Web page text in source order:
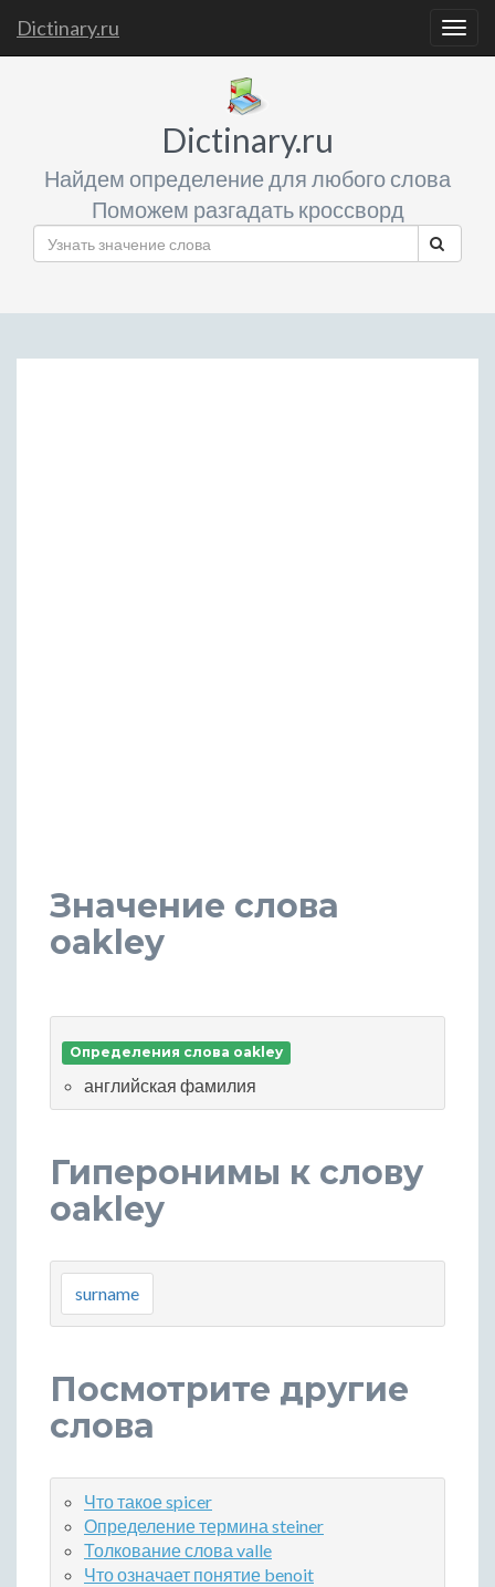
Dictinary.ru
Dictinary.ru
Найдем определение для любого слова
Поможем разгадать кроссворд
Значение слова
oakley
Определения слова oakley
английская фамилия
Гиперонимы к слову
oakley
surname
Посмотрите другие
слова
Что такое spicer
Определение термина steiner
Толкование слова valle
Что означает понятие benoit